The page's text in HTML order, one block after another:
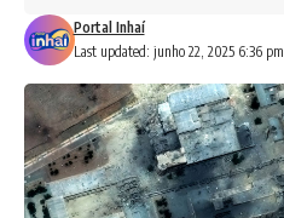
Last updated: junho 22, 2025 6:36 pm
Portal Inhaí